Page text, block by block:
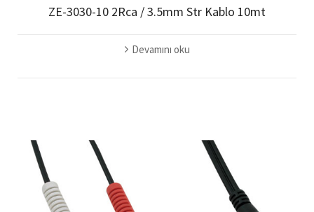
ZE-3030-10 2Rca / 3.5mm Str Kablo 10mt
Devamını oku